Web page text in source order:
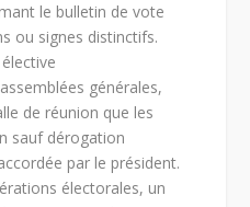
le bulletin de vote
ou signes distinctifs.
générales,
de réunion que les
sauf dérogation
par le président.
électorales, un